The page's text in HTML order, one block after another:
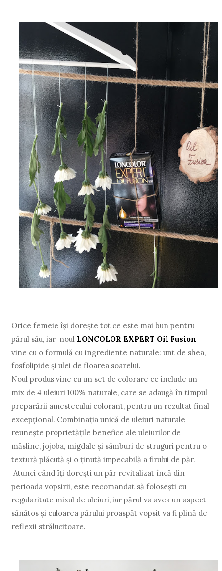
Orice femeie își dorește tot ce este mai bun pentru
părul său, iar noul LONCOLOR EXPERT Oil Fusion
vine cu o formulă cu ingrediente naturale: unt de shea,
fosfolipide și ulei de floarea soarelui.
Noul produs vine cu un set de colorare ce include un
mix de 4 uleiuri 100% naturale, care se adaugă în timpul
preparării amestecului colorant, pentru un rezultat final
excepțional. Combinația unică de uleiuri naturale
reunește proprietățile benefice ale uleiurilor de
măsline, jojoba, migdale și sâmburi de struguri pentru o
textură plăcută și o ținută impecabilă a firului de păr.
Atunci când îți dorești un păr revitalizat încă din
perioada vopsirii, este recomandat să folosești cu
regularitate mixul de uleiuri, iar părul va avea un aspect
sănătos și culoarea părului proaspăt vopsit va fi plină de
reflexii strălucitoare.